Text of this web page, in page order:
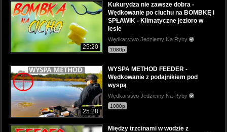
25:20
Kukurydza nie zawsze dobra -
Wędkowanie po ciuchu na BOMBKĘ i
SPŁAWIK - Klimatyczne jezioro w
lesie
Wędkarstwo Jedziemy Na Ryby
1080p
25:28
WYSPA METHOD FEEDER -
Wędkowanie z podajnikiem pod
wyspą
Wędkarstwo Jedziemy Na Ryby
1080p
Między trzcinami w wodzie z